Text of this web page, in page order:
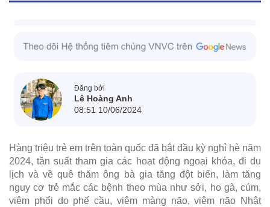
Đăng bởi
Lê Hoàng Anh
08:51 10/06/2024
Hàng triệu trẻ em trên toàn quốc đã bắt đầu kỳ nghỉ hè năm
2024, tần suất tham gia các hoạt động ngoại khóa, đi du
lịch và về quê thăm ông bà gia tăng đột biến, làm tăng
nguy cơ trẻ mắc các bệnh theo mùa như sởi, ho gà, cúm,
viêm phổi do phế cầu, viêm màng não, viêm não Nhật